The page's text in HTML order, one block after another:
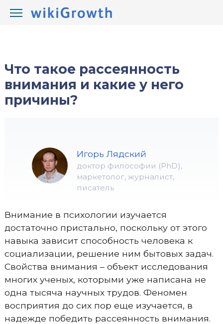
wikiGrowth.com / Развитие /
Что такое рассеянность
внимания и какие у него
причины?
Игорь Лядский
доктор философии (PhD),
маркетолог, журналист,
писатель
Внимание в психологии изучается
достаточно пристально, поскольку от этого
навыка зависит способность человека к
социализации, решение ним бытовых задач.
Свойства внимания – объект исследования
многих ученых, которыми уже написана не
одна тысяча научных трудов. Феномен
восприятия до сих пор еще изучается, в
надежде победить рассеянность внимания.